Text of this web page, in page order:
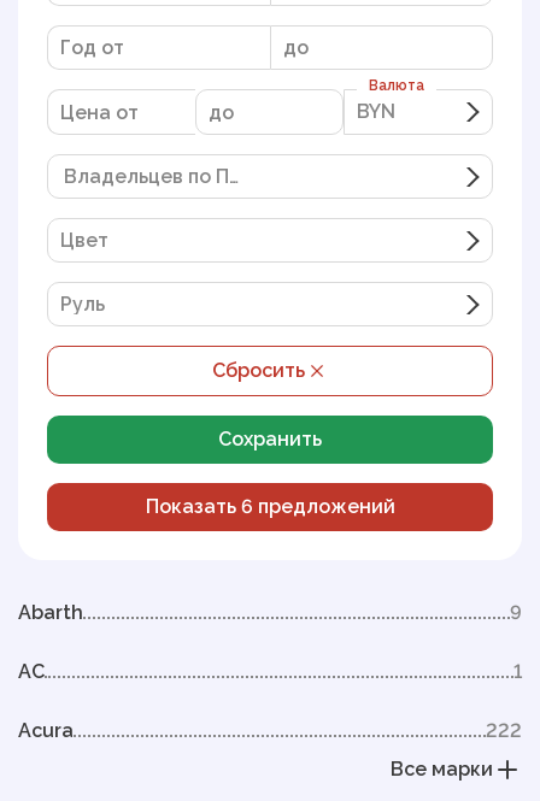
BYN
BYN
Валюта
Владельцев по ПТС
Цвет
Руль
Сбросить
Сохранить
Показать 6 предложений
Abarth 9
AC 1
Acura
222
Все марки